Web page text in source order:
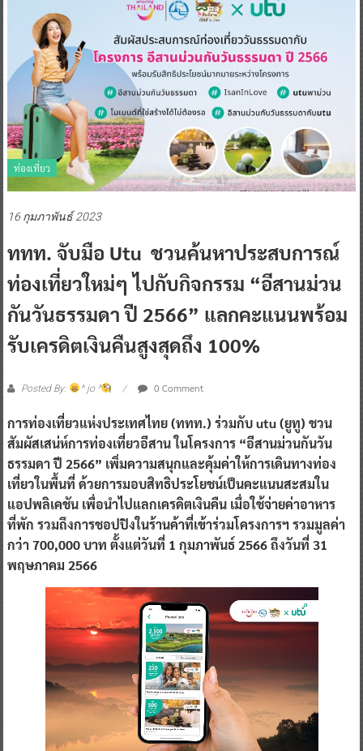
ท่องเที่ยว
16 กุมภาพันธ์ 2023
ททท. จับมือ Utu ชวนค้นหาประสบการณ์
ท่องเที่ยวใหม่ๆ ไปกับกิจกรรม “อีสานม่วน
กันวันธรรมดา ปี 2566” แลกคะแนนพร้อม
รับเครดิตเงินคืนสูงสุดถึง 100%
Posted By: ^ jo ^ 0 Comment
การท่องเที่ยวแห่งประเทศไทย (ททท.) ร่วมกับ utu (ยูทู) ชวน
สัมผัสเสน่ห์การท่องเที่ยวอีสาน ในโครงการ “อีสานม่วนกันวัน
ธรรมดา ปี 2566” เพิ่มความสนุกและคุ้มค่าให้การเดินทางท่อง
เที่ยวในพื้นที่ ด้วยการมอบสิทธิประโยชน์เป็นคะแนนสะสมใน
แอปพลิเคชัน เพื่อนำไปแลกเครดิตเงินคืน เมื่อใช้จ่ายค่าอาหาร
ที่พัก รวมถึงการชอปปิงในร้านค้าที่เข้าร่วมโครงการฯ รวมมูลค่า
กว่า 700,000 บาท ตั้งแต่วันที่ 1 กุมภาพันธ์ 2566 ถึงวันที่ 31
พฤษภาคม 2566